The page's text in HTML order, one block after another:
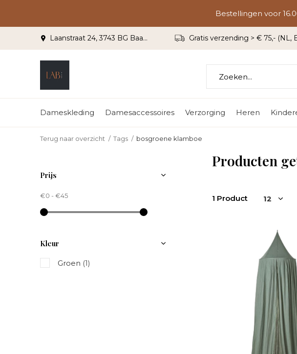
Dameskleding Damesaccessoires Verzorging Heren
Laanstraat 24, 3743 BG Baarn Gratis verzending > € 75,- (NL,
Bestellingen voor
Terug naar overzicht Tags bosgroene klamboe
Producten
1 Product
Prijs
€0 - €45
Kleur
Groen (1)